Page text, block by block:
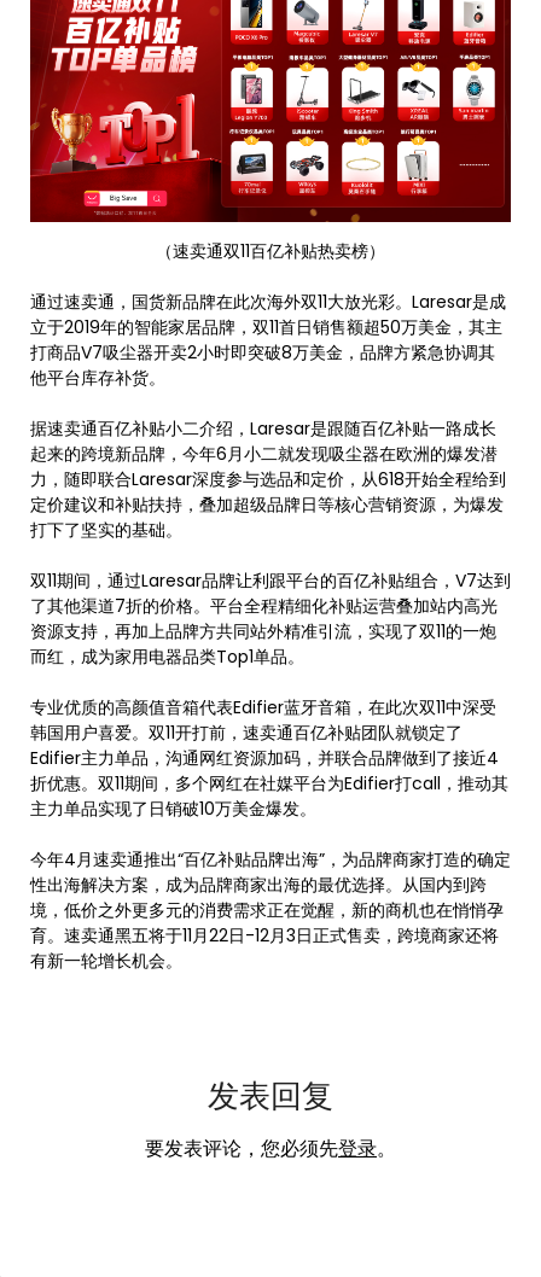
（速卖通双11百亿补贴热卖榜）
通过速卖通，国货新品牌在此次海外双11大放光彩。Laresar是成
立于2019年的智能家居品牌，双11首日销售额超50万美金，其主
打商品V7吸尘器开卖2小时即突破8万美金，品牌方紧急协调其
他平台库存补货。
据速卖通百亿补贴小二介绍，Laresar是跟随百亿补贴一路成长
起来的跨境新品牌，今年6月小二就发现吸尘器在欧洲的爆发潜
力，随即联合Laresar深度参与选品和定价，从618开始全程给到
定价建议和补贴扶持，叠加超级品牌日等核心营销资源，为爆发
打下了坚实的基础。
双11期间，通过Laresar品牌让利跟平台的百亿补贴组合，V7达到
了其他渠道7折的价格。平台全程精细化补贴运营叠加站内高光
资源支持，再加上品牌方共同站外精准引流，实现了双11的一炮
而红，成为家用电器品类Top1单品。
专业优质的高颜值音箱代表Edifier蓝牙音箱，在此次双11中深受
韩国用户喜爱。双11开打前，速卖通百亿补贴团队就锁定了
Edifier主力单品，沟通网红资源加码，并联合品牌做到了接近4
折优惠。双11期间，多个网红在社媒平台为Edifier打call，推动其
主力单品实现了日销破10万美金爆发。
今年4月速卖通推出“百亿补贴品牌出海”，为品牌商家打造的确定
性出海解决方案，成为品牌商家出海的最优选择。从国内到跨
境，低价之外更多元的消费需求正在觉醒，新的商机也在悄悄孕
育。速卖通黑五将于11月22日-12月3日正式售卖，跨境商家还将
有新一轮增长机会。
发表回复
要发表评论，您必须先登录。